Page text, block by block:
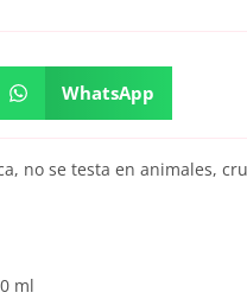
WhatsApp
no se testa en animales,
ml